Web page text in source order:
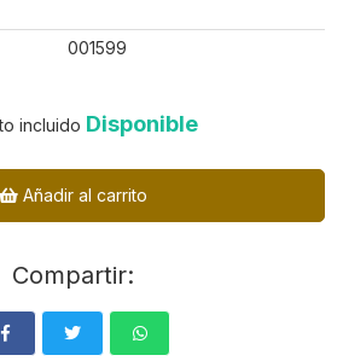
001599
incluido Disponible
Añadir al carrito
Compartir: